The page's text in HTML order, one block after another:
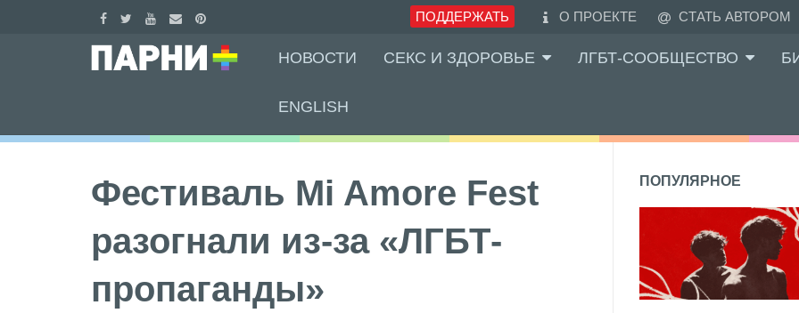
ПОДДЕРЖАТЬ О ПРОЕКТЕ СТАТЬ АВТОРОМ
НОВОСТИ СЕКС И ЗДОРОВЬЕ ЛГБТ-СООБЩЕСТВО
ENGLISH
Фестиваль Mi Amore Fest
разогнали из-за «ЛГБТ-
пропаганды»
ПОПУЛЯРНОЕ